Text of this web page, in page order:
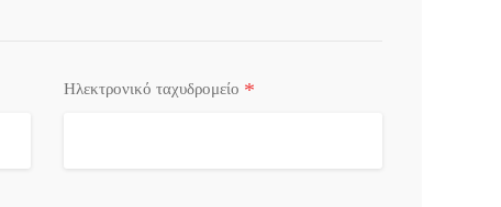
Ηλεκτρονικό ταχυδρομείο *